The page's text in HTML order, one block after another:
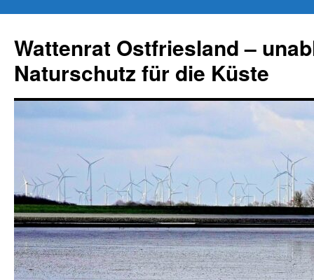
springen
Wattenrat Ostfriesland –
Naturschutz für die Küste